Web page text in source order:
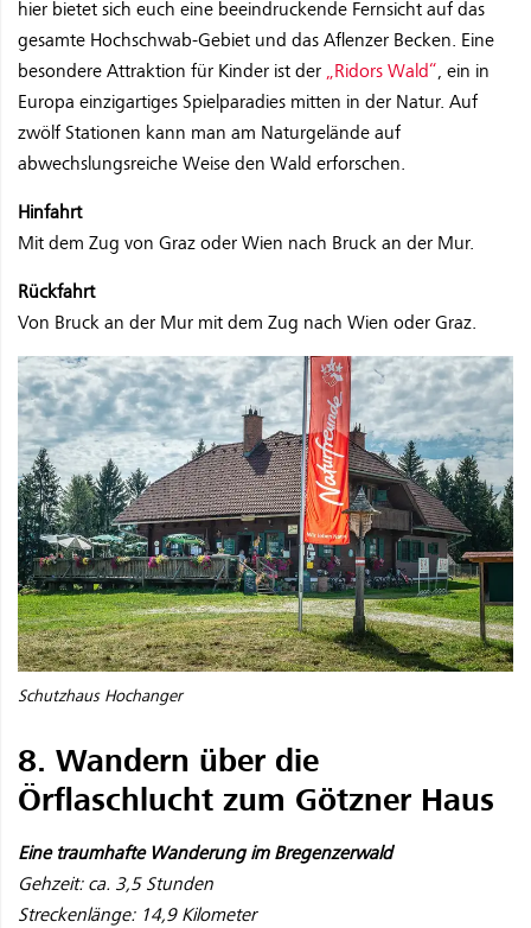
hier bietet sich euch eine beeindruckende Fernsicht auf das
gesamte Hochschwab-Gebiet und das Aflenzer Becken. Eine
besondere Attraktion für Kinder ist der „Ridors Wald“, ein in
Europa einzigartiges Spielparadies mitten in der Natur. Auf
zwölf Stationen kann man am Naturgelände auf
abwechslungsreiche Weise den Wald erforschen.
Hinfahrt
Mit dem Zug von Graz oder Wien nach Bruck an der Mur.
Rückfahrt
Von Bruck an der Mur mit dem Zug nach Wien oder Graz.
Schutzhaus Hochanger
8. Wandern über die
Örflaschlucht zum Götzner Haus
Eine traumhafte Wanderung im Bregenzerwald
Gehzeit: ca. 3,5 Stunden
Streckenlänge: 14,9 Kilometer